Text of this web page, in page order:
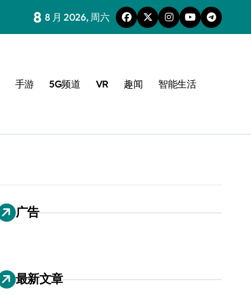
8 8 月 2026, 周六
手游 5G频道 VR 趣闻 智能生活
广告
最新文章